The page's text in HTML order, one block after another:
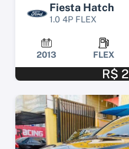
Fiesta Hatch
1.0 4P FLEX
2013 FLEX
R$